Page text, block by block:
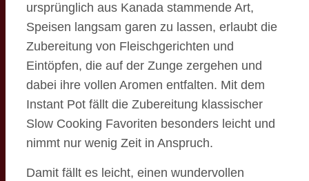
ursprünglich aus Kanada stammende Art,
Speisen langsam garen zu lassen, erlaubt die
Zubereitung von Fleischgerichten und
Eintöpfen, die auf der Zunge zergehen und
dabei ihre vollen Aromen entfalten. Mit dem
Instant Pot fällt die Zubereitung klassischer
Slow Cooking Favoriten besonders leicht und
nimmt nur wenig Zeit in Anspruch.
Damit fällt es leicht, einen wundervollen